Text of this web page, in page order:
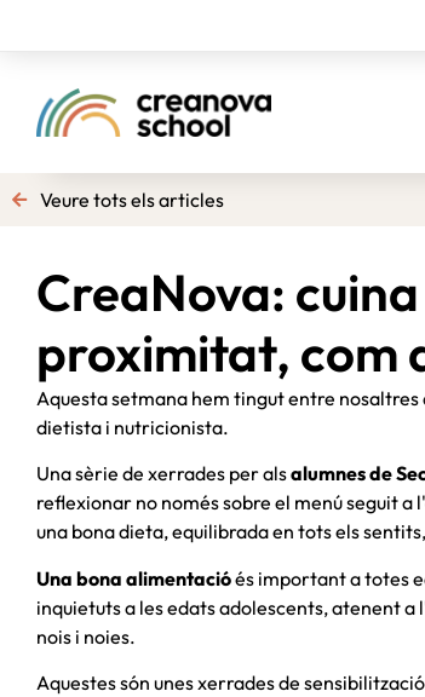
Veure tots els articles
CreaNova:
proximitat, com
Aquesta setmana hem tingut entre nosaltres
dietista i nutricionista.
Una sèrie de xerrades per alsalumnes de
reflexionar no només sobre el menú seguit
una bona dieta, equilibrada en tots els
Una bona alimentacióés important a totes
inquietuts a les edats adolescents, atenent
nois i noies.
Aquestes són unes xerrades de